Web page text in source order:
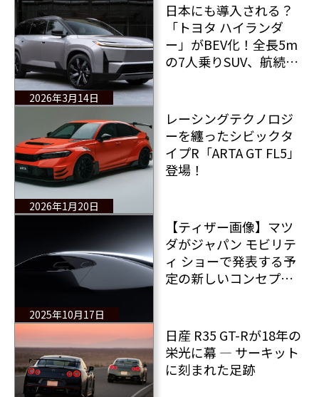
2026年3月14日
日本にも導入される？
「トヨタ ハイランダ
ー」がBEV化！全長5m
の7人乗りSUV、航続
2026年1月20日
レーシングテクノロジ
ーを纏ったシビックタ
イプR「ARTA GT FL5」
登場！
2025年10月17日
【ティザー画像】マツ
ダがジャパン モビリテ
ィ ショーで発表する予
定の新しいコンセプト
ともクロスオーバー？
日産 R35 GT-Rが18年の
栄光に幕 ― サーキット
に刻まれた足跡